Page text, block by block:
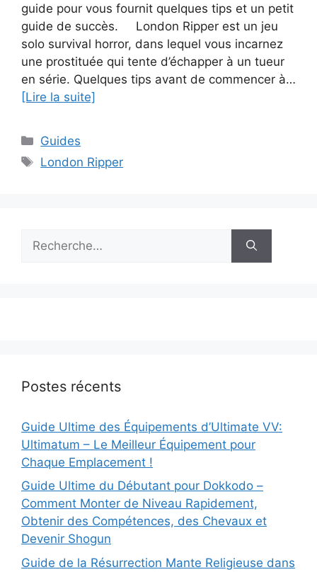
guide pour vous fournit quelques tips et un petit
guide de succès. London Ripper est un jeu
solo survival horror, dans lequel vous incarnez
une prostituée qui tente d’échapper à un tueur
en série. Quelques tips avant de commencer à…
[Lire la suite]
Catégories
Guides
Étiquettes
London Ripper
Postes récents
Guide Ultime des Équipements d’Ultimate VV:
Ultimatum – Le Meilleur Équipement pour
Chaque Emplacement !
Guide Ultime du Débutant pour Dokkodo –
Comment Monter de Niveau Rapidement,
Obtenir des Compétences, des Chevaux et
Devenir Shogun
Guide de la Résurrection Mante Religieuse dans